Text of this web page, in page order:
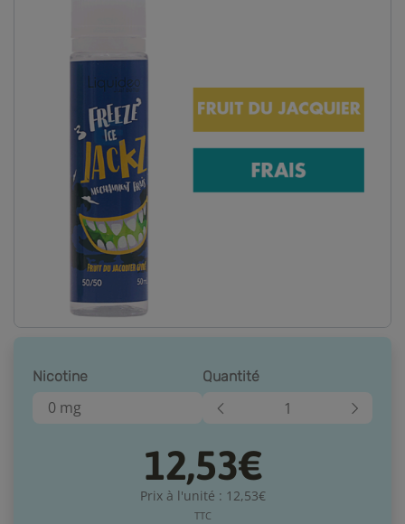
Nicotine
0 mg
Quantité
12,53€
Prix à l'unité : 12,53€
TTC